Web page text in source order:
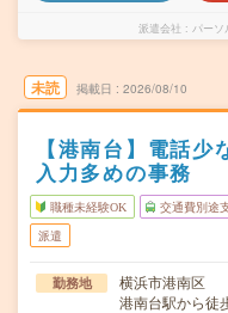
派遣会社 パー
未読 掲載日 2026/08/10
【港南台】電話
入力多めの事務
職種未経験OK 交通費別途
派遣
勤務地
横浜市港南区
港南台駅から徒